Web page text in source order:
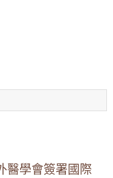
醫學會簽署國際